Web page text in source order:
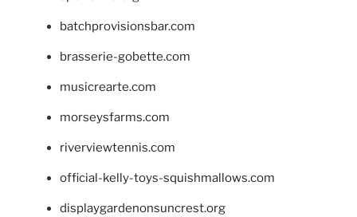
batchprovisionsbar.com
brasserie-gobette.com
musicrearte.com
morseysfarms.com
riverviewtennis.com
official-kelly-toys-squishmallows.com
displaygardenonsuncrest.org